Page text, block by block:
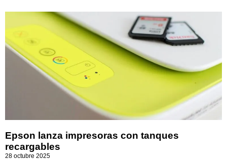
Epson lanza impresoras con tanques
recargables
28 octubre 2025